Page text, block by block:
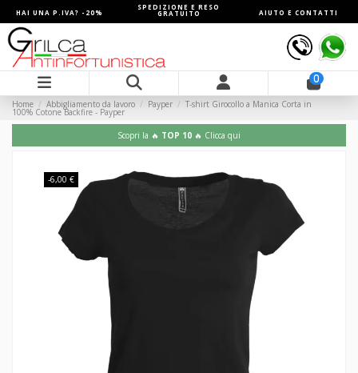
HAI UNA P.IVA? -20%
SPEDIZIONE E RESO
GRATUITO AIUTO E CONTATTI
0
Home Abbigliamento da lavoro Payper T-shirt Girocollo a Manica Corta in
100% Cotone Backfire - Payper
Scopri la 🔥 TOP 10 🔥 Clicca qui
-6,00 €